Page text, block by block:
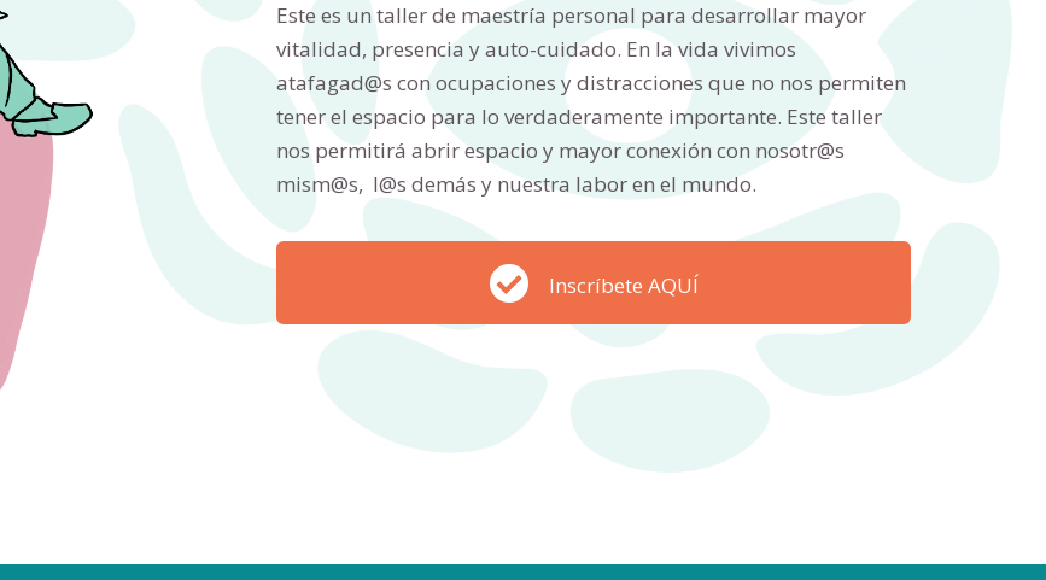
Este es un taller de maestría personal para desarrollar mayor
vitalidad, presencia y auto-cuidado. En la vida vivimos
atafagad@s con ocupaciones y distracciones que no nos permiten
tener el espacio para lo verdaderamente importante. Este taller
nos permitirá abrir espacio y mayor conexión con nosotr@s
mism@s, l@s demás y nuestra labor en el mundo.
Inscríbete AQUÍ